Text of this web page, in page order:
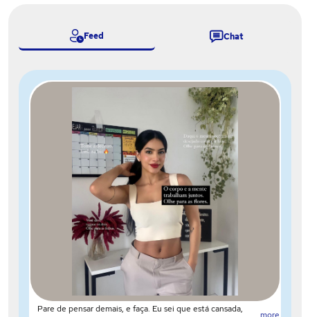
Feed Chat
Pare de pensar demais, e faça. Eu sei que está cansada,